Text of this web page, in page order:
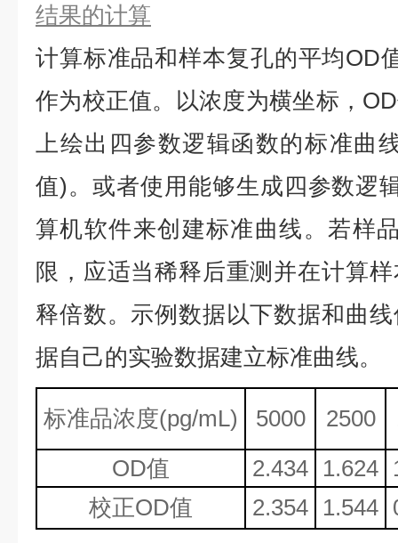
结果的计算
计算标准品和样本复孔的平均OD
作为校正值。以浓度为横坐标，
上绘出四参数逻辑函数的标准曲
值)。或者使用能够生成四参数逻
算机软件来创建标准曲线。若样
限，应适当稀释后重测并在计算
释倍数。示例数据以下数据和曲
据自己的实验数据建立标准曲线。
标准品浓度(pg/mL) 5000 2500
OD值
2.434 1.624
校正OD值 2.354 1.544